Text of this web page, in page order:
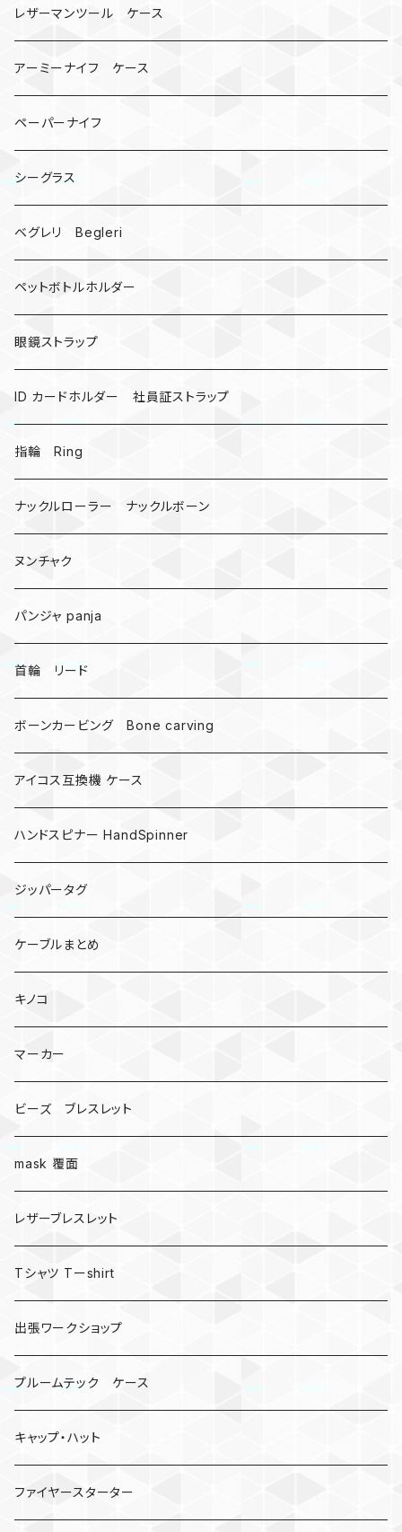
オニヤンマ
ビーズ
手裏剣
クロス十字架
ドリームキャッチャー
カウベル 熊鈴
昆虫
ミツバチ
AirTag
戦国武将、侍
悪魔の鍵
爬虫類、蛇
DNA 螺旋
受注作成_名入り、ネーム
コインケース
紙
カードケース
レザーマンツール ケース
アーミーナイフ ケース
ペーパーナイフ
シーグラス
ベグレリ Begleri
ペットボトルホルダー
眼鏡ストラップ
ID カードホルダー 社員証ストラップ
指輪 Ring
ナックルローラー ナックルボーン
ヌンチャク
パンジャ panja
首輪 リード
ボーンカービング Bone carving
アイコス互換機 ケース
ハンドスピナー HandSpinner
ジッパータグ
ケーブルまとめ
キノコ
マーカー
ビーズ ブレスレット
mask 覆面
レザーブレスレット
Tシャツ Tーshirt
出張ワークショップ
プルームテック ケース
キャップ・ハット
ファイヤースターター